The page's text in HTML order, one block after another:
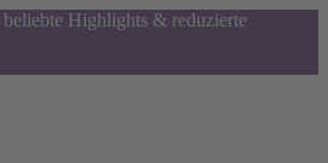
Highlights & reduzierte